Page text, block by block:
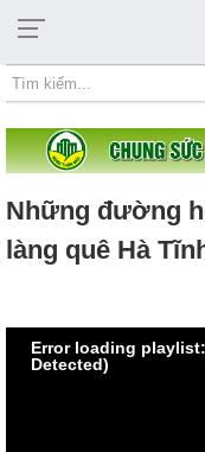
Chủ nhật, 09/08/2026,
CHỦ ĐỀ
Những đường
làng quê Hà
Error loading
Detected)